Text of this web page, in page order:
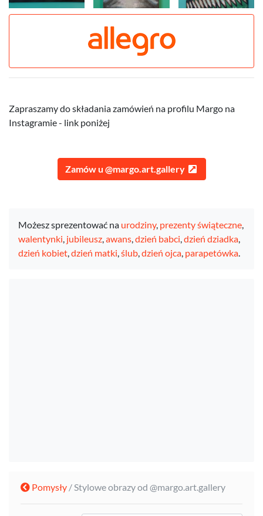
Zapraszamy do składania zamówień na profilu Margo na
Instagramie - link poniżej
Zamów u @margo.art.gallery
Możesz sprezentować na urodziny, prezenty świąteczne,
walentynki, jubileusz,awans,dzień babci,dzień dziadka,
dzień kobiet,dzień matki,ślub,dzień ojca, parapetówka.
Pomysły / Stylowe obrazy od @margo.art.gallery